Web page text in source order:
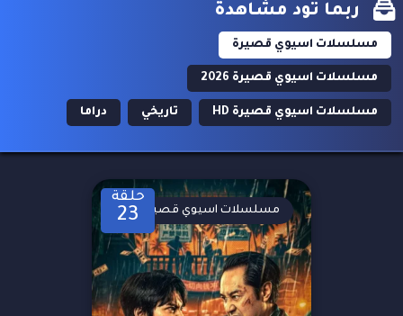
ربما تود مشاهدة
مسلسلات اسيوي قصيرة
مسلسلات اسيوي قصيرة 2026
مسلسلات اسيوي قصيرة HD تاريخي دراما
حلقة
23 مسلسلات اسيوي قصيرة